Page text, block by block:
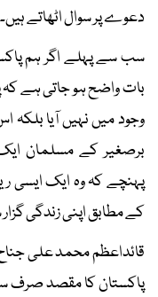
دعوے پر سوال اٹھاتے ہیں۔
سب سے پہلے اگر ہم
بات واضح ہو جاتی ہے کہ
وجود میں نہیں آیا بلکہ
برصغیر کے مسلمان
پہنچے کہ وہ ایک ایسی
کے مطابق اپنی زندگی
قائداعظم محمد علی
پاکستان کا مقصد صرف